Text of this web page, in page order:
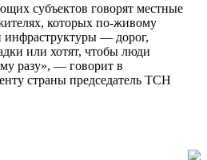
субъектов говорят местные
которых по-живому
— дорог,
или хотят, чтобы люди
разу», — говорит в
страны председатель ТСН